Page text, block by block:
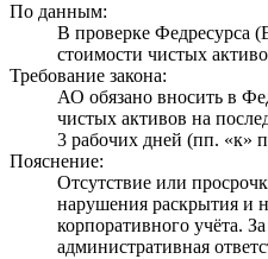
По данным:
В проверке
стоимости чистых
Требование закона:
АО обязано вносить в
чистых активов на
3 рабочих дней (пп. «к»
Пояснение:
Отсутствие или
нарушения раскрытия и
корпоративного учёта.
административная